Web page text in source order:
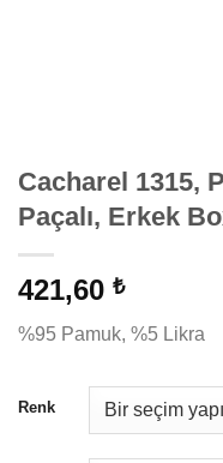
Cacharel 1315,
Paçalı, Erkek
421,60 ₺
%95 Pamuk, %5 Likra
Renk